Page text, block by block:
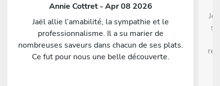
Annie Cottret - Apr 08 2026
Jaël allie l’amabilité, la sympathie et le
professionnalisme. Il a su marier de
nombreuses saveurs dans chacun de ses plats.
Ce fut pour nous une belle découverte.
Je